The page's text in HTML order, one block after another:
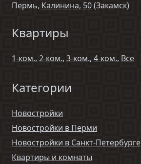
Пермь, Калинина, 50(Закамск)
Квартиры
1-ком., 2-ком., 3-ком., 4-ком., Все
Категории
Новостройки
Новостройки в Перми
Новостройки в Санкт-Петербурге
Квартиры и комнаты